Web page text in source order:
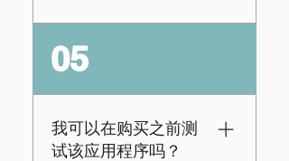
across browsers
such as Google
Chrome, Safari, and
Firefox.
财务可能会很困难，
因此我们尝试尽可能
一！我们目前支持 28
种语言（未来还会有
05
我可以在购买之前测
试该应用程序吗？